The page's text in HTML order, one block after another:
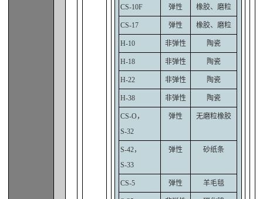
CS-10F 弹性 橡胶、磨粒
CS-17 弹性 橡胶、磨粒
H-10 非弹性 陶瓷
H-18 非弹性 陶瓷
H-22 非弹性 陶瓷
H-38 非弹性 陶瓷
CS-O，
S-32
弹性 无磨粒橡胶
S-42，
S-33
弹性 砂纸条
CS-5 弹性 羊毛毯